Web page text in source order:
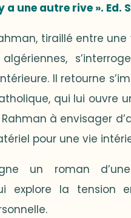
a une autre rive ». Ed.
tiraillé entre
Il retourne
qui lui ouvre
à envisager
pour une vie
un roman
explore la tension